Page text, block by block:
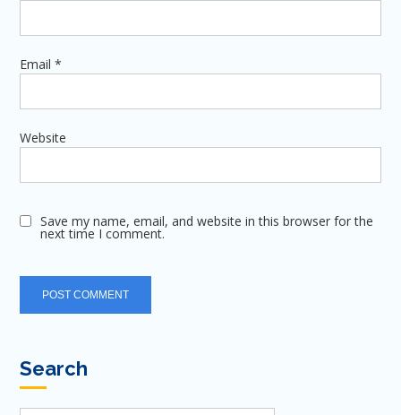
Email*
Website
Save my name, email, and website in this browser for the
next time I comment.
Search